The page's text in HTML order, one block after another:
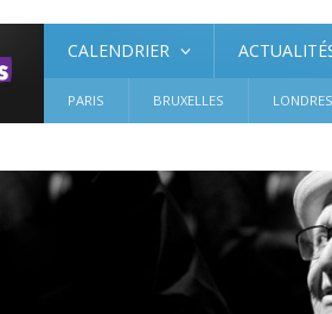
CALENDRIER
PARIS BRUXELLES LONDRES